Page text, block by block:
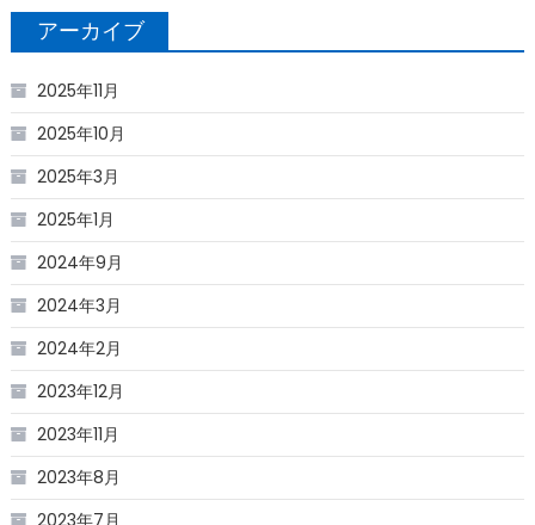
アーカイブ
2025年11月
2025年10月
2025年3月
2025年1月
2024年9月
2024年3月
2024年2月
2023年12月
2023年11月
2023年8月
2023年7月